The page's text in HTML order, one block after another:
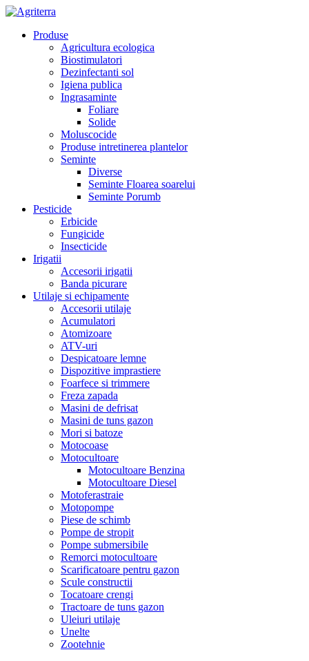
Produse
Agricultura ecologica
Biostimulatori
Dezinfectanti sol
Igiena publica
Ingrasaminte
Foliare
Solide
Moluscocide
Produse intretinerea plantelor
Seminte
Diverse
Seminte Floarea soarelui
Seminte Porumb
Pesticide
Erbicide
Fungicide
Insecticide
Irigatii
Accesorii irigatii
Banda picurare
Utilaje si echipamente
Accesorii utilaje
Acumulatori
Atomizoare
ATV-uri
Despicatoare lemne
Dispozitive imprastiere
Foarfece si trimmere
Freza zapada
Masini de defrisat
Masini de tuns gazon
Mori si batoze
Motocoase
Motocultoare
Motocultoare Benzina
Motocultoare Diesel
Motoferastraie
Motopompe
Piese de schimb
Pompe de stropit
Pompe submersibile
Remorci motocultoare
Scarificatoare pentru gazon
Scule constructii
Tocatoare crengi
Tractoare de tuns gazon
Uleiuri utilaje
Unelte
Zootehnie